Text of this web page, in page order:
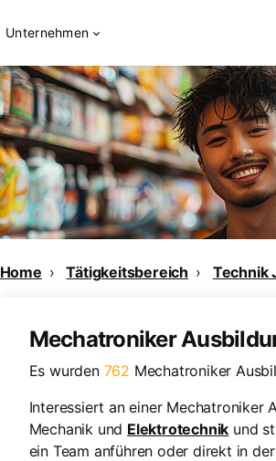
Unternehmen
Home Tätigkeitsbereich Technik
Mechatroniker
Es wurden 762 Mechatroniker
Interessiert an einer Mechatroniker
Mechanik und Elektrotechnik und
ein Team anführen oder direkt in